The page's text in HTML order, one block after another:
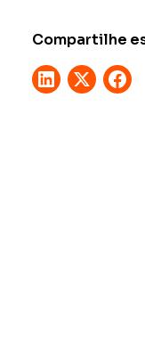
Compartilhe